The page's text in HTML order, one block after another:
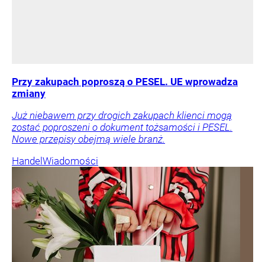
Przy zakupach poproszą o PESEL. UE wprowadza
zmiany
Już niebawem przy drogich zakupach klienci mogą
zostać poproszeni o dokument tożsamości i PESEL.
Nowe przepisy obejmą wiele branż.
Handel Wiadomości